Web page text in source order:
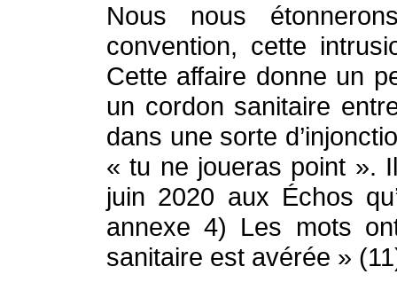
Nous nous
convention, cette
Cette affaire donne un
un cordon sanitaire
dans une sorte
« tu ne joueras point ».
juin 2020 aux Échos
annexe 4) Les mots
sanitaire est avérée »